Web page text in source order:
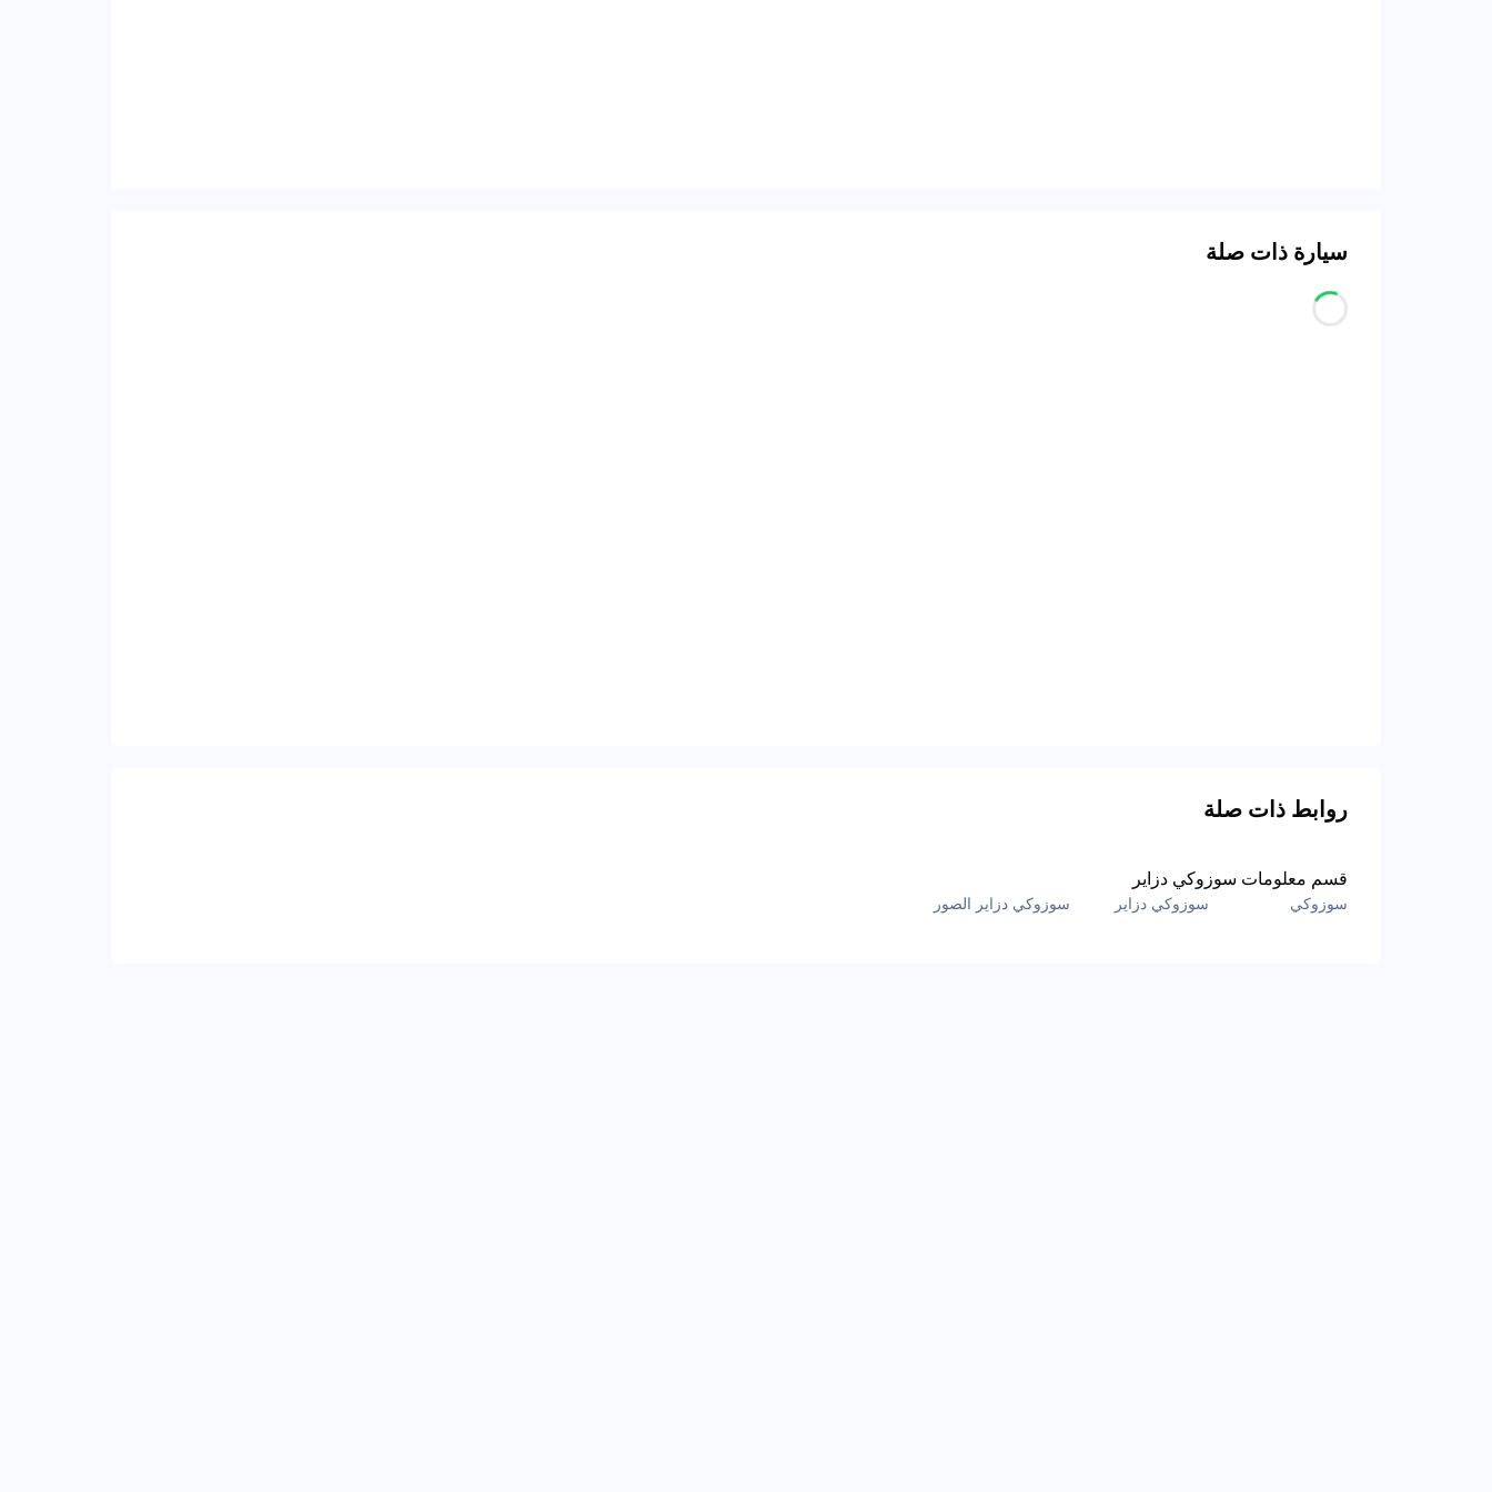
سيارة ذات صلة
روابط ذات صلة
قسم معلومات سوزوكي دزاير
سوزوكي سوزوكي دزاير سوزوكي دزاير الصور